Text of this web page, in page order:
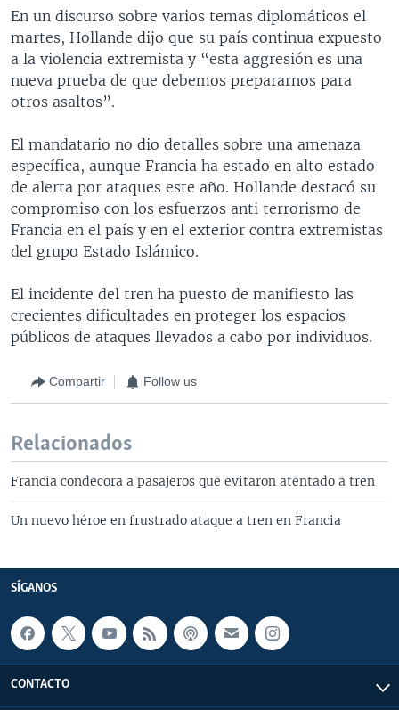
En un discurso sobre varios temas diplomáticos el
martes, Hollande dijo que su país continua expuesto
a la violencia extremista y “esta aggresión es una
nueva prueba de que debemos prepararnos para
otros asaltos”.
El mandatario no dio detalles sobre una amenaza
específica, aunque Francia ha estado en alto estado
de alerta por ataques este año. Hollande destacó su
compromiso con los esfuerzos anti terrorismo de
Francia en el país y en el exterior contra extremistas
del grupo Estado Islámico.
El incidente del tren ha puesto de manifiesto las
crecientes dificultades en proteger los espacios
públicos de ataques llevados a cabo por individuos.
Compartir Follow us
Relacionados
Francia condecora a pasajeros que evitaron atentado a tren
Un nuevo héroe en frustrado ataque a tren en Francia
SÍGANOS
CONTACTO